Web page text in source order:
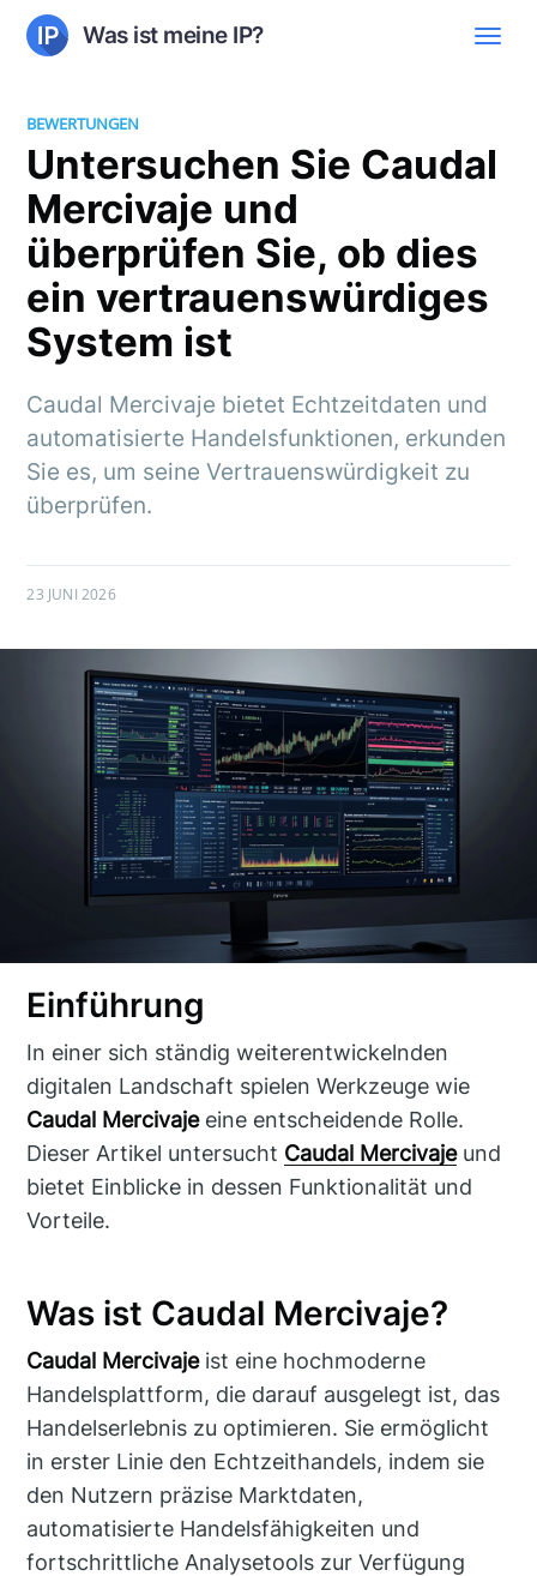
Was ist meine IP?
BEWERTUNGEN
Untersuchen Sie Caudal
Mercivaje und
überprüfen Sie, ob dies
ein vertrauenswürdiges
System ist
Caudal Mercivaje bietet Echtzeitdaten und
automatisierte Handelsfunktionen, erkunden
Sie es, um seine Vertrauenswürdigkeit zu
überprüfen.
23 JUNI 2026
Einführung
In einer sich ständig weiterentwickelnden
digitalen Landschaft spielen Werkzeuge wie
Caudal Mercivajeeine entscheidende Rolle.
Dieser Artikel untersucht Caudal Mercivajeund
bietet Einblicke in dessen Funktionalität und
Vorteile.
Was ist Caudal Mercivaje?
Caudal Mercivajeist eine hochmoderne
Handelsplattform, die darauf ausgelegt ist, das
Handelserlebnis zu optimieren. Sie ermöglicht
in erster Linie den Echtzeithandels, indem sie
den Nutzern präzise Marktdaten,
automatisierte Handelsfähigkeiten und
fortschrittliche Analysetools zur Verfügung